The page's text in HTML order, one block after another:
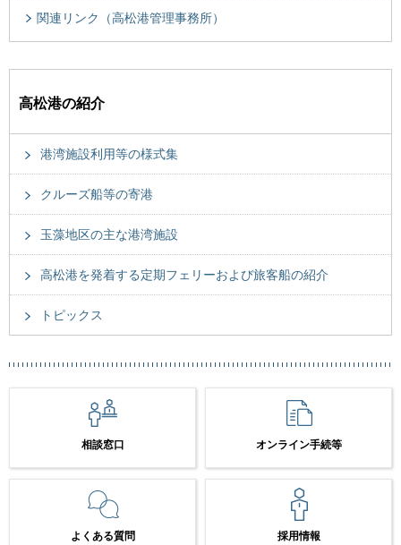
関連リンク（高松港管理事務所）
高松港の紹介
港湾施設利用等の様式集
クルーズ船等の寄港
玉藻地区の主な港湾施設
高松港を発着する定期フェリーおよび旅客船の紹介
トピックス
相談窓口 オンライン手続等
よくある質問 採用情報